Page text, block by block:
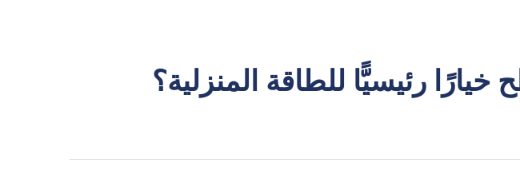
رئيسيًّا للطاقة المنزلية؟